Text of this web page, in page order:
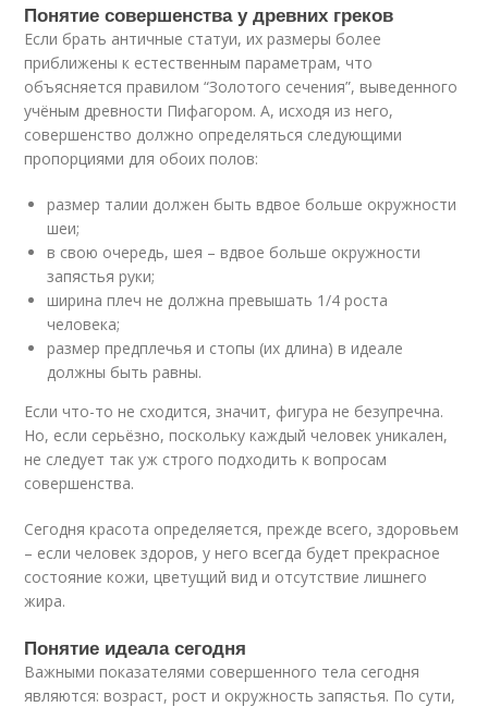
Понятие совершенства у древних греков
Если брать античные статуи, их размеры более
приближены к естественным параметрам, что
объясняется правилом “Золотого сечения”, выведенного
учёным древности Пифагором. А, исходя из него,
совершенство должно определяться следующими
пропорциями для обоих полов:
размер талии должен быть вдвое больше окружности
шеи;
в свою очередь, шея – вдвое больше окружности
запястья руки;
ширина плеч не должна превышать 1/4 роста
человека;
размер предплечья и стопы (их длина) в идеале
должны быть равны.
Если что-то не сходится, значит, фигура не безупречна.
Но, если серьёзно, поскольку каждый человек уникален,
не следует так уж строго подходить к вопросам
совершенства.
Сегодня красота определяется, прежде всего, здоровьем
– если человек здоров, у него всегда будет прекрасное
состояние кожи, цветущий вид и отсутствие лишнего
жира.
Понятие идеала сегодня
Важными показателями совершенного тела сегодня
являются: возраст, рост и окружность запястья. По сути,